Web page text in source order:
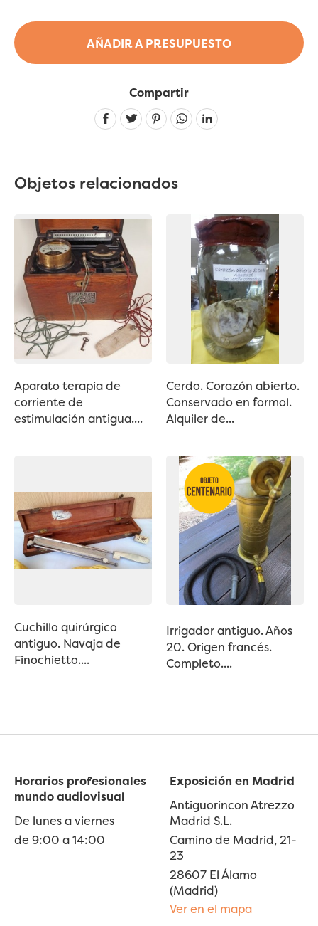
AÑADIR A PRESUPUESTO
Compartir
Linkedin
Objetos relacionados
Aparato terapia de
corriente de
estimulación antigua....
Cerdo. Corazón abierto.
Conservado en formol.
Alquiler de...
Cuchillo quirúrgico
antiguo. Navaja de
Finochietto....
Irrigador antiguo. Años
20. Origen francés.
Completo....
Horarios profesionales
mundo audiovisual
De lunes a viernes
de 9:00 a 14:00
Exposición en Madrid
Antiguorincon Atrezzo
Madrid S.L.
Camino de Madrid, 21-
23
28607 El Álamo
(Madrid)
Ver en el mapa